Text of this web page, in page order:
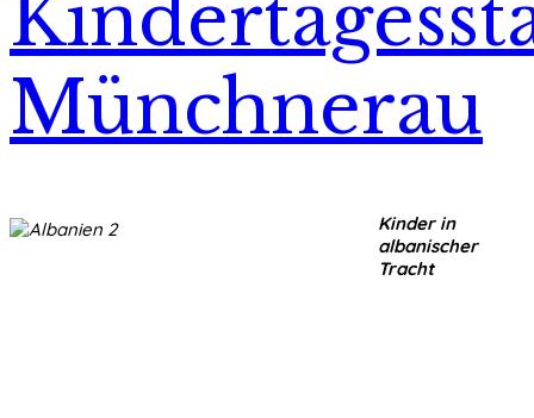
Münchnerau
Kinder in
albanischer
Tracht